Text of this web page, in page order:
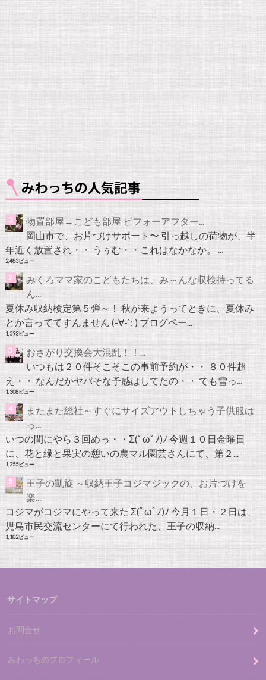
物置部屋→こども部屋 ビフォーアフター...
岡山市で、お片づけサポート〜 引っ越しの荷物が、半
年近く放置され・・ うぅむ・・これはなかなか。 ...
2,483ビュー
みくろママ家のこどもたちは、み～んな収検持ってる
ん...
夏休み収納検定第５弾～！ 秋が来ようってときに、夏休み
とか言っててすんません (-∀-`; ) ブログペー...
1,593ビュー
おさがり交換会大混乱！！...
いつもは２０件そこそこの事前予約が・・ ８０件超
え・・ なんだかヤバそな予感はしてたの・・ でも雪っ...
1,308ビュー
またまた総社～すぐにサイズアウトしちゃう子供服は
っ...
いつの間にやら３回めっ・・Σ(ﾟωﾟﾉ)ﾉ 今週１０日金曜日
に、花と緑と果実の憩いの農マル園芸さんにて、第２...
1,255ビュー
王子の凱旋 ～収納王子コジマジックの、お片づけを
楽...
コジマがコジマにやって来た Σ(ﾟωﾟﾉ)ﾉ 今月１日・２日は、
児島市民交流センターにて行われた、王子の収納...
1,102ビュー
サイトマップ
お問合せ
みわっちのプロフィール